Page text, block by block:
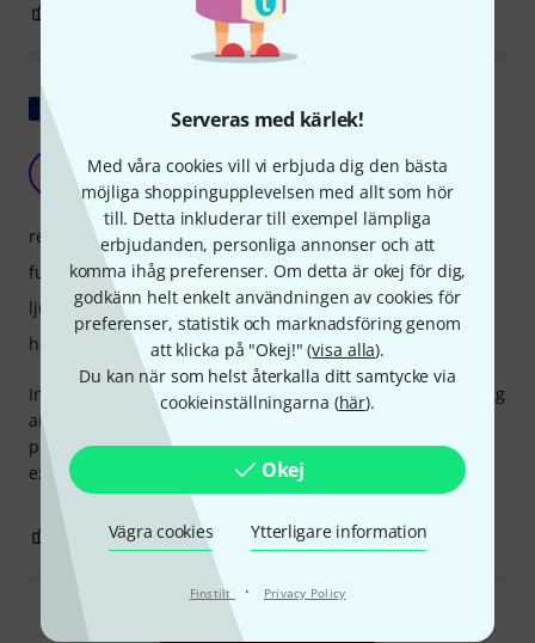
Serveras med kärlek!
Med våra cookies vill vi erbjuda dig den bästa
möjliga shoppingupplevelsen med allt som hör
till. Detta inkluderar till exempel lämpliga
erbjudanden, personliga annonser och att
komma ihåg preferenser. Om detta är okej för dig,
godkänn helt enkelt användningen av cookies för
preferenser, statistik och marknadsföring genom
att klicka på "Okej!" (visa alla).
Du kan när som helst återkalla ditt samtycke via
cookieinställningarna (här).
Okej
Vägra cookies Ytterligare information
Finstilt · Privacy Policy
ANMÄL RECENSION
Utmärkt althorn!
twin peaks 15.11.2018
Instrument med ett mjukt ljud, lätt att avge, uttrycksfullt. Jag
använder den i trio med flöjt och oboe. Integrationen är
perfekt och fantastiskt effektiv. Värdet för pengarna är
exceptionellt...
respons
funktioner
ljud
hantverkskvalitet
0 ANMÄL RECENSION
Läs alla recensioner